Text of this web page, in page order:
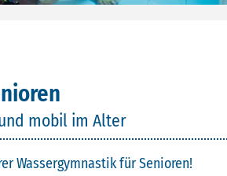
mobil im Alter
Wassergymnastik für Senioren!